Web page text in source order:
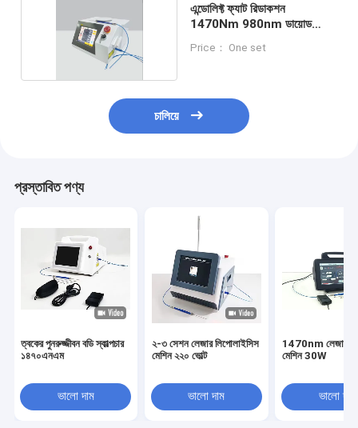
এন্ডোলিফ্ট ফ্যাট রিডাকশন
1470Nm 980nm ডায়োড
Price： One set
চালিয়ে
প্রস্তাবিত পণ্য
ত্বকের পুনরুজ্জীবন বডি স্কাল্পচার
১৪৭০এনএম
ভালো দাম
২-৩ সেশন লেজার লিপোলাইসিস
মেশিন ২২০ ভোল্ট
ভালো দাম
1470nm লেজার
মেশিন 30W
ভালো দাম